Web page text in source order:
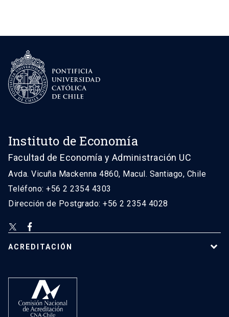
Instituto de Economía
Facultad de Economía y Administración UC
Avda. Vicuña Mackenna 4860, Macul. Santiago, Chile
Teléfono: +56 2 2354 4303
Dirección de Postgrado: +56 2 2354 4028
ACREDITACIÓN